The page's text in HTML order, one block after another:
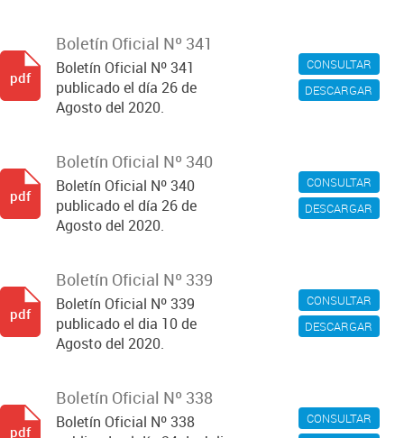
CONSULTAR
DESCARGAR
Boletín Oficial Nº 341
Boletín Oficial Nº 341
publicado el día 26 de
Agosto del 2020.
pdf
CONSULTAR
DESCARGAR
Boletín Oficial Nº 340
Boletín Oficial Nº 340
publicado el día 26 de
Agosto del 2020.
pdf
CONSULTAR
DESCARGAR
Boletín Oficial Nº 339
Boletín Oficial Nº 339
publicado el dia 10 de
Agosto del 2020.
pdf
CONSULTAR
Boletín Oficial Nº 338
Boletín Oficial Nº 338
pdf